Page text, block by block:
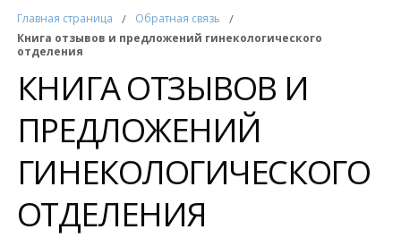
Главная страница / Обратная связь /
Книга отзывов и предложений гинекологического
отделения
КНИГА ОТЗЫВОВ И
ПРЕДЛОЖЕНИЙ
ГИНЕКОЛОГИЧЕСКОГО
ОТДЕЛЕНИЯ